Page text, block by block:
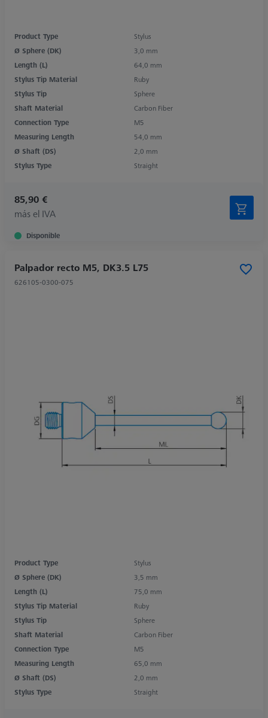
Product Type
Stylus
Ø Sphere (DK)
3,0 mm
Length (L)
64,0 mm
Stylus Tip Material
Ruby
Stylus Tip
Sphere
Shaft Material
Carbon Fiber
Connection Type
M5
Measuring Length
54,0 mm
Ø Shaft (DS)
2,0 mm
Stylus Type
Straight
85,90 €
más el IVA
Disponible
Palpador recto M5, DK3.5 L75
626105-0300-075
Product Type
Stylus
Ø Sphere (DK)
3,5 mm
Length (L)
75,0 mm
Stylus Tip Material
Ruby
Stylus Tip
Sphere
Shaft Material
Carbon Fiber
Connection Type
M5
Measuring Length
65,0 mm
Ø Shaft (DS)
2,0 mm
Stylus Type
Straight